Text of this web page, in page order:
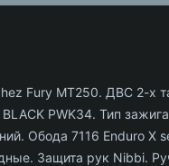
Fury MT250. ДВС 2-х
PWK34. Тип
Обода 7116 Enduro X
Защита рук Nibbi.